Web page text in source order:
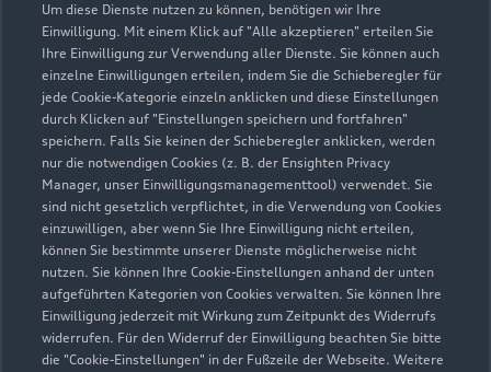
Um diese Dienste nutzen zu können, benötigen wir Ihre
Einwilligung. Mit einem Klick auf "Alle akzeptieren" erteilen Sie
Ihre Einwilligung zur Verwendung aller Dienste. Sie können auch
einzelne Einwilligungen erteilen, indem Sie die Schieberegler für
jede Cookie-Kategorie einzeln anklicken und diese Einstellungen
durch Klicken auf "Einstellungen speichern und fortfahren"
speichern. Falls Sie keinen der Schieberegler anklicken, werden
nur die notwendigen Cookies (z. B. der Ensighten Privacy
Manager, unser Einwilligungsmanagementtool) verwendet. Sie
sind nicht gesetzlich verpflichtet, in die Verwendung von Cookies
einzuwilligen, aber wenn Sie Ihre Einwilligung nicht erteilen,
können Sie bestimmte unserer Dienste möglicherweise nicht
nutzen. Sie können Ihre Cookie-Einstellungen anhand der unten
aufgeführten Kategorien von Cookies verwalten. Sie können Ihre
Einwilligung jederzeit mit Wirkung zum Zeitpunkt des Widerrufs
widerrufen. Für den Widerruf der Einwilligung beachten Sie bitte
die "Cookie-Einstellungen" in der Fußzeile der Webseite. Weitere
Zwönitzer Straße 10 b
09366 Stollberg
037296 7250
info@autohaus-illgen.de
Kontaktdaten herunterladen
Öffnungszeiten